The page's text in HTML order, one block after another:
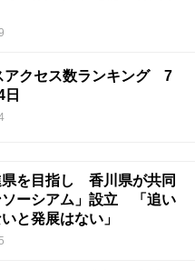
アクセス数ランキング 7
日
を目指し 香川県が共同
ソーシアム」設立 「追い
と発展はない」